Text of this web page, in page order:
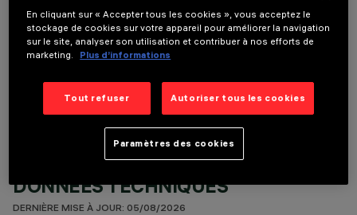
DONNÉES TECHNIQUES
DERNIÈRE MISE À JOUR: 05/08/2026
En cliquant sur « Accepter tous les cookies », vous acceptez le
stockage de cookies sur votre appareil pour améliorer la navigation
sur le site, analyser son utilisation et contribuer à nos efforts de
marketing. Plus d’informations
Tout refuser Autoriser tous les cookies
Paramètres des cookies